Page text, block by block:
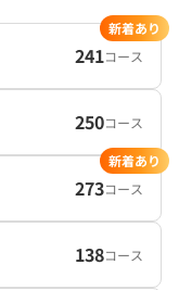
241コース
新着あり
250コース
273コース
新着あり
138コース